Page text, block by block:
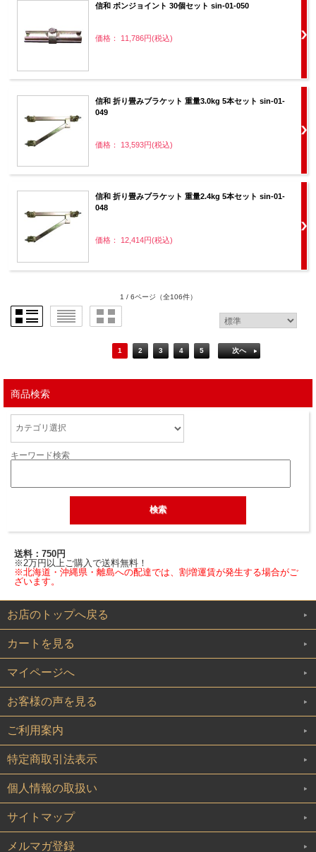
信和 ボンジョイント 30個セット sin-01-050
価格： 11,786円(税込)
信和 折り畳みブラケット 重量3.0kg 5本セット sin-01-
049
価格： 13,593円(税込)
信和 折り畳みブラケット 重量2.4kg 5本セット sin-01-
048
価格： 12,414円(税込)
1 / 6ページ （全106件）
1 2 3 4 5 次へ
商品検索
キーワード検索
送料：750円
※2万円以上ご購入で送料無料！
※北海道・沖縄県・離島への配達では、割増運賃が発生する場合がご
ざいます。
お店のトップへ戻る
カートを見る
マイページへ
お客様の声を見る
ご利用案内
特定商取引法表示
個人情報の取扱い
サイトマップ
メルマガ登録